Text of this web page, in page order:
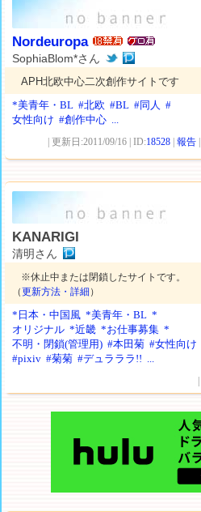
Nordeuropa
SophiaBlom*さん
APH北欧中心二次創作サイトです
*美青年・BL #北欧 #BL #同人 #
女性向け #創作中心 ...
| 更新日:2011/09/16 | ID:18528 |報告
KANARIGI
清明さん
※休止中または閉鎖したサイトです。
（更新方法・詳細 ）
*日本・中国風 *美青年・BL *
オリジナル *近畿 *お仕事募集 *
不明・閉鎖(管理用) #本田菊 #女性向け
#pixiv #菊菊 #デュラララ!! ...